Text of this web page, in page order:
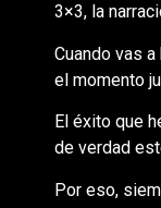
3×3, la
Cuando vas
el momento
El éxito que
de verdad
Por eso,